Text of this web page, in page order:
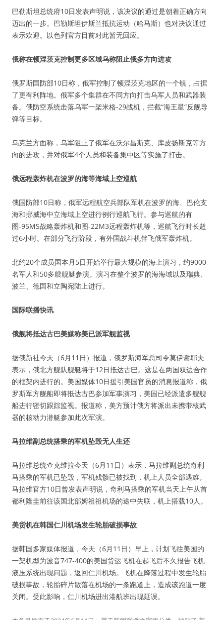
巴勒斯坦总统府10日发表声明说，该决议的通过是朝着正确方向
迈出的一步。巴勒斯坦伊斯兰抵抗运动（哈马斯）也对决议通过
表示欢迎。以色列官方目前对此暂无回应。
俄称在顿涅茨克控制更多区域乌称阻止俄多方向进攻
俄罗斯国防部10日称，俄军控制了顿涅茨克地区的一个镇，占据
了更有利阵地。俄军多个集群在不同方向打击乌军人员和武器装
备。俄防空系统击落乌军一架米格-29战机，拦截“海王星”反舰导
弹等目标。
乌克兰方面称，乌军阻止了俄军在沃尔昌斯克、库皮扬斯克等方
向的进攻，并对俄军4个人员和装备集中区等实施了打击。
俄远程轰炸机在波罗的海等海域上空巡航
俄国防部10日称，俄军远程航空兵部队军机在波罗的海、巴伦支
海和挪威海中立海域上空进行例行巡航飞行。参与巡航的有
图-95MS战略轰炸机和图-22M3远程轰炸机等，巡航飞行时长超
过6小时。在部分飞行阶段，有外国战斗机伴飞俄军轰炸机。
北约20个成员国本月5日开始举行最大规模的海上演习，约9000
名军人和50多艘舰艇参演。演习在整个波罗的海海域以及瑞典、
波兰、德国和立陶宛陆上进行。
国际联播快讯
俄舰将抵达古巴美媒称美已派军舰监视
据俄新社今天（6月11日）报道，俄罗斯海军总司令莫伊谢耶夫
表示，俄北方舰队舰艇将于12日抵达古巴。这是在两国双边合作
的框架内进行的。美国媒体10日援引美国官员的消息报道称，俄
罗斯军方舰船即将抵达古巴参加军事演习，美国已经派遣多艘舰
船进行密切跟踪监视。报道称，美方预计俄方将派出未携带核武
器的核动力潜艇参加此次军演。
马拉维副总统搭乘的军机坠毁无人生还
马拉维总统查克维拉今天（6月11日）表示，马拉维副总统奇利
马搭乘的军机已坠毁，军机残骸已被找到，机上人员全部遇难。
马拉维官方10日曾发表声明说，奇利马搭乘的军机当天上午从首
都利隆圭前往该国北部姆祖祖机场的途中失联，机上搭载10人。
美货机在韩国仁川机场发生轮胎破损事故
据韩国多家媒体报道，今天（6月11日）早上，计划飞往美国的
一架机型为波音747-400的美国货运飞机在起飞后不久报告飞机
液压系统出现问题，返回仁川机场。飞机在降落过程中发生轮胎
破损事故，轮胎碎片散落在机场的一条跑道上，造成该跑道一度
关闭。受此影响，仁川机场进出港航班出现延误。